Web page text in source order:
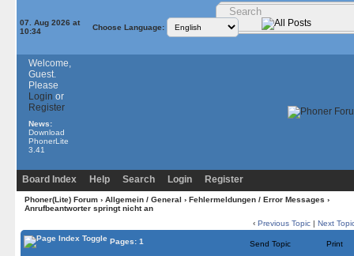
07. Aug 2026 at
10:34
Choose Language:
Welcome,
Guest.
Please
Login or
Register
News:
Download
PhonerLite
3.41
Board Index Help Search Login Register
Phoner(Lite) Forum› Allgemein / General › Fehlermeldungen / Error Messages ›
Anrufbeantworter springt nicht an
‹ Previous Topic | Next
Pages: 1 Send Topic Print